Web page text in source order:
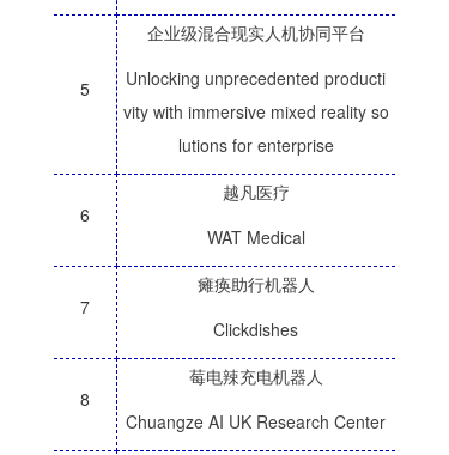
5
企业级混合现实人机协同平台
Unlocking unprecedented producti
vity with immersive mixed reality so
lutions for enterprise
6
越凡医疗
WAT Medical
7
瘫痪助行机器人
Clickdishes
8
莓电辣充电机器人
Chuangze AI UK Research Center